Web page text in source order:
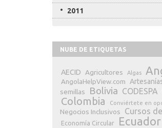
2011
NUBE DE ETIQUETAS
AECID Agricultores Algas
AngolaHelpView.com
semillas
Bolivia CODESPA
Colombia Conviértete en
Negocios Inclusivos
Cursos
Economía Circular Ecuador